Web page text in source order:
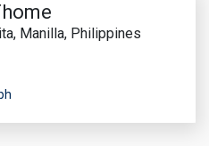
Manilla, Philippines